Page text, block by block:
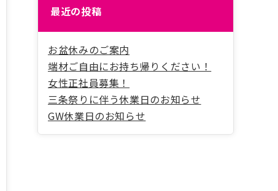
最近の投稿
お盆休みのご案内
端材ご自由にお持ち帰りください！
女性正社員募集！
三条祭りに伴う休業日のお知らせ
GW休業日のお知らせ